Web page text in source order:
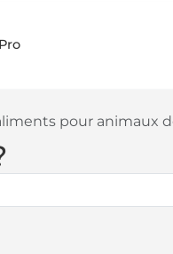
pour animaux